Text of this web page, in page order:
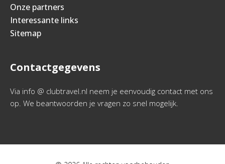
Onze partners
Interessante links
Sitemap
Contactgegevens
Via info @ clubtravel.nl neem je eenvoudig contact met ons
op. We beantwoorden je vragen zo snel mogelijk.